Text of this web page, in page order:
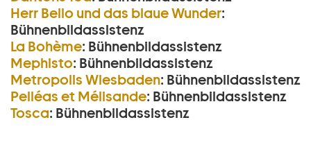
Herr Bello und das blaue Wunder:
Bühnenbildassistenz
La Bohème: Bühnenbildassistenz
Mephisto: Bühnenbildassistenz
Metropolis Wiesbaden: Bühnenbildassistenz
Pelléas et Mélisande: Bühnenbildassistenz
Tosca: Bühnenbildassistenz